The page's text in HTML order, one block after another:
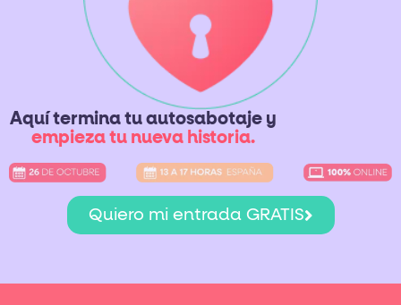
Aquí termina tu autosabotaje y
empieza tu nueva historia.
Quiero mi entrada GRATIS